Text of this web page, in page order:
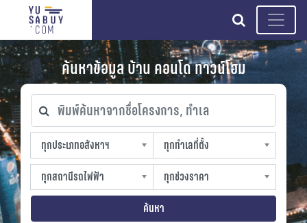
search
ค้นหาข้อมูล บ้าน คอนโด ทาวน์โฮม
พิมพ์ค้นหาจากชื่อโครงการ, ทำเล
ทุกประเภทอสังหาฯ
ทุกประเภทอสังหาฯ
sproperty
ทุกทำเลที่ตั้ง
ทุกทำเลที่ตั้ง
slocation
ทุกสถานีรถไฟฟ้า
ทุกสถานีรถไฟฟ้า
strain-station
ทุกช่วงราคา
ทุกช่วงราคา
sprice
ค้นหา